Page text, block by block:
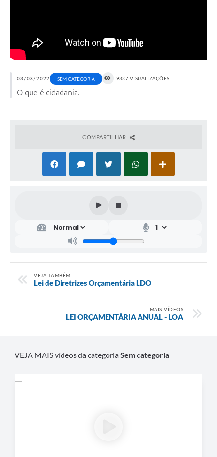
03/08/2022 SEM CATEGORIA 9337 VISUALIZAÇÕES
O que é cidadania.
COMPARTILHAR
VEJA TAMBÉM
Lei de Diretrizes Orçamentária LDO
MAIS VÍDEOS
LEI ORÇAMENTÁRIA ANUAL - LOA
VEJA MAIS vídeos da categoriaSem categoria